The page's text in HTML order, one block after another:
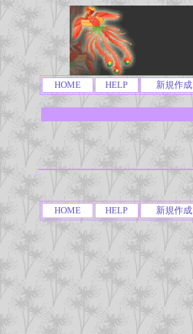
HOME HELP 新規作成
HOME HELP 新規作成